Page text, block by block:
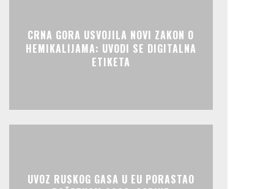
CRNA GORA USVOJILA NOVI ZAKON O
HEMIKALIJAMA: UVODI SE DIGITALNA
ETIKETA
UVOZ RUSKOG GASA U EU PORASTAO